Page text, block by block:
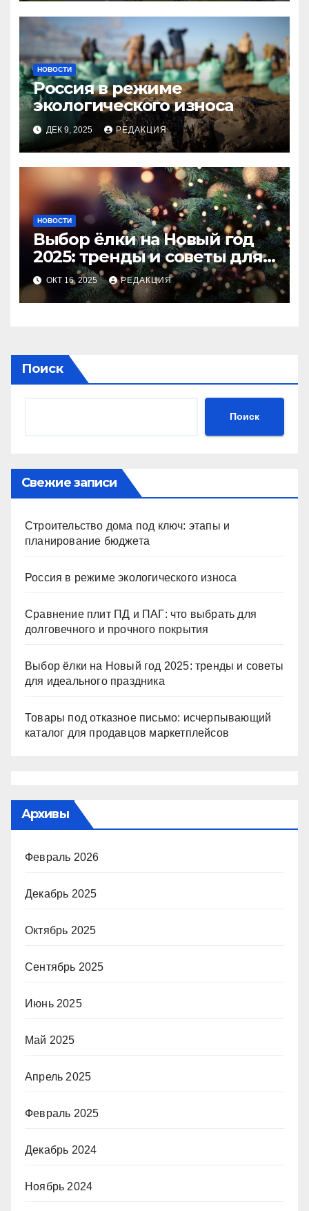
НОВОСТИ
Россия в режиме
экологического износа
ДЕК 9, 2025 РЕДАКЦИЯ
НОВОСТИ
Выбор ёлки на Новый год
2025: тренды и советы для
идеального праздника
ОКТ 16, 2025 РЕДАКЦИЯ
Поиск
Поиск
Свежие записи
Строительство дома под ключ: этапы и
планирование бюджета
Россия в режиме экологического износа
Сравнение плит ПД и ПАГ: что выбрать для
долговечного и прочного покрытия
Выбор ёлки на Новый год 2025: тренды и советы
для идеального праздника
Товары под отказное письмо: исчерпывающий
каталог для продавцов маркетплейсов
Архивы
Февраль 2026
Декабрь 2025
Октябрь 2025
Сентябрь 2025
Июнь 2025
Май 2025
Апрель 2025
Февраль 2025
Декабрь 2024
Ноябрь 2024